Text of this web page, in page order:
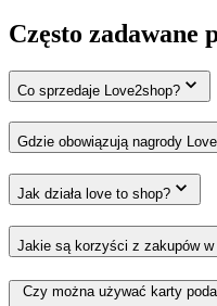
Często zadawane
Co sprzedaje Love2shop?
Gdzie obowiązują nagrody
Jak działa love to shop?
Jakie są korzyści z zakupów w
Czy można używać karty